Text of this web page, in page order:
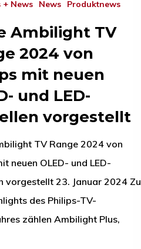
+ News News Produktnews
Ambilight TV
2024 von
mit neuen
und LED-
vorgestellt
TV Range 2024 von
neuen OLED- und LED-
vorgestellt 23. Januar 2024 Zu
des Philips-TV-
zählen Ambilight Plus,